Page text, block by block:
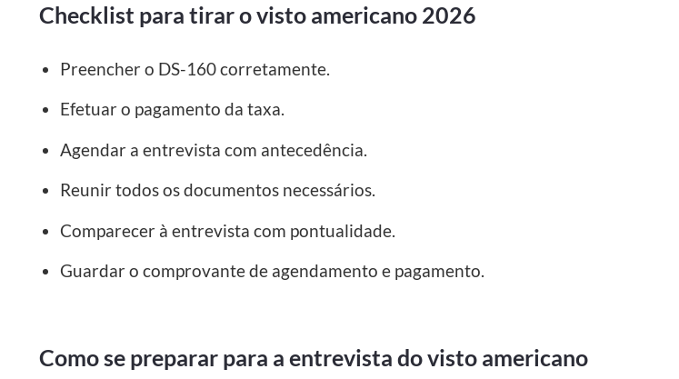
Checklist para tirar o visto americano 2026
Preencher o DS-160 corretamente.
Efetuar o pagamento da taxa.
Agendar a entrevista com antecedência.
Reunir todos os documentos necessários.
Comparecer à entrevista com pontualidade.
Guardar o comprovante de agendamento e pagamento.
Como se preparar para a entrevista do visto americano